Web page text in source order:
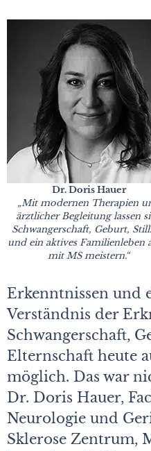
Dr. Doris Hauer
„Mit modernen Therapien
ärztlicher Begleitung lassen
Schwangerschaft, Geburt,
und ein aktives Familienleben
mit MS meistern.“
Erkenntnissen und
Verständnis der
Schwangerschaft,
Elternschaft heute
möglich. Das war
Dr. Doris Hauer,
Neurologie und
Sklerose Zentrum,